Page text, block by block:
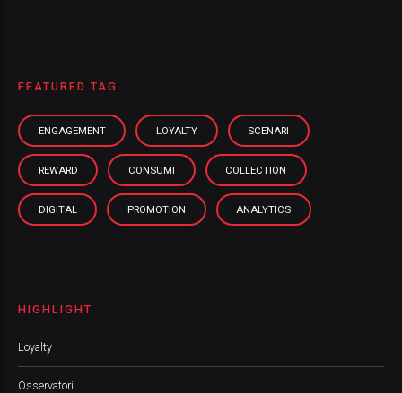
FEATURED TAG
ENGAGEMENT LOYALTY SCENARI
REWARD CONSUMI COLLECTION
DIGITAL PROMOTION ANALYTICS
HIGHLIGHT
Loyalty
Osservatori